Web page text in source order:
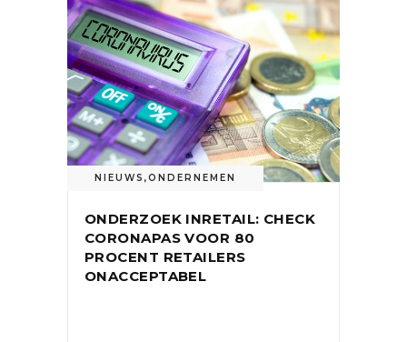
NIEUWS ,ONDERNEMEN
ONDERZOEK INRETAIL: CHECK
CORONAPAS VOOR 80
PROCENT RETAILERS
ONACCEPTABEL